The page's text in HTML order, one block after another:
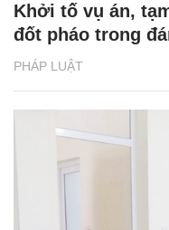
PHÁP LUẬT
Khởi tố vụ án,
đốt pháo trong